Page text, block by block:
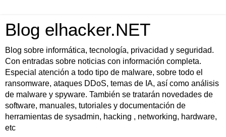
Blog elhacker.NET
Blog sobre informática, tecnología, privacidad y seguridad.
Con entradas sobre noticias con información completa.
Especial atención a todo tipo de malware, sobre todo el
ransomware, ataques DDoS, temas de IA, así como análisis
de malware y spyware. También se tratarán novedades de
software, manuales, tutoriales y documentación de
herramientas de sysadmin, hacking , networking, hardware,
etc